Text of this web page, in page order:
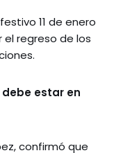
11 de enero
regreso de los
debe estar en
confirmó que